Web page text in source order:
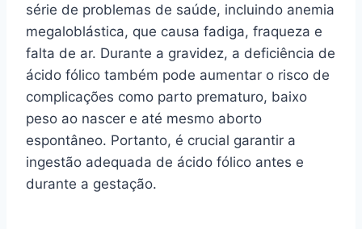
série de problemas de saúde, incluindo anemia
megaloblástica, que causa fadiga, fraqueza e
falta de ar. Durante a gravidez, a deficiência de
ácido fólico também pode aumentar o risco de
complicações como parto prematuro, baixo
peso ao nascer e até mesmo aborto
espontâneo. Portanto, é crucial garantir a
ingestão adequada de ácido fólico antes e
durante a gestação.